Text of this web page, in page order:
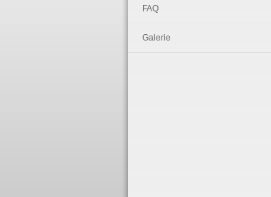
FAQ
Galerie